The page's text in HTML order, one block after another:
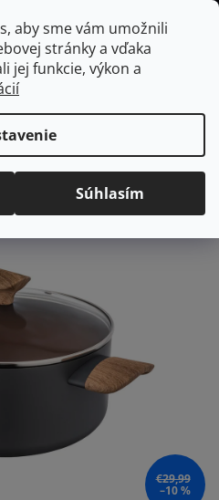
aby sme vám umožnili
stránky a vďaka
jej funkcie, výkon a
Súhlasím
Hľadať
Hrniec s pokrievkou Morgan, 20
hodnotenia
€29,99
–10 %